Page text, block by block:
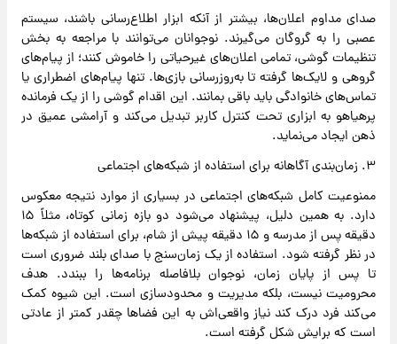
صدای مداوم اعلان‌ها، بیشتر از آنکه ابزار اطلاع‌رسانی باشند، سیستم
عصبی را به گروگان می‌گیرند. نوجوانان می‌توانند با مراجعه به بخش
تنظیمات گوشی، تمامی اعلان‌های غیرحیاتی را خاموش کنند؛ از پیام‌های
گروهی و لایک‌ها گرفته تا به‌روزرسانی بازی‌ها. تنها پیام‌های اضطراری یا
تماس‌های خانوادگی باید باقی بمانند. این اقدام گوشی را از یک فرمانده
پرهیاهو به ابزاری تحت کنترل کاربر تبدیل می‌کند و آرامشی عمیق در
ذهن ایجاد می‌نماید.
۳. زمان‌بندی آگاهانه برای استفاده از شبکه‌های اجتماعی
ممنوعیت کامل شبکه‌های اجتماعی در بسیاری از موارد نتیجه معکوس
دارد. به همین دلیل، پیشنهاد می‌شود دو بازه زمانی کوتاه، مثلاً ۱۵
دقیقه پس از مدرسه و ۱۵ دقیقه پیش از شام، برای استفاده از شبکه‌ها
در نظر گرفته شود. استفاده از یک زمان‌سنج با صدای بلند ضروری است
تا پس از پایان زمان، نوجوان بلافاصله برنامه‌ها را ببندد. هدف
محرومیت نیست، بلکه مدیریت و محدودسازی است. این شیوه کمک
می‌کند فرد درک کند نیاز واقعی‌اش به این فضاها چقدر کمتر از عادتی
است که برایش شکل گرفته است.